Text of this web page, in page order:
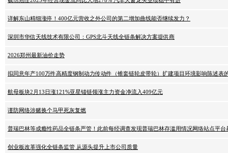
详解东山精细涨停！400亿元营收之外公司的第二增加曲线能否继续发力？
深圳市华信天线技术有限公司：GPS北斗天线全链条解决方案提供商
2026郑州最新油价走势
拟同意年产100万件高精度钢制动力传动件（锥套链轮皮带轮）扩建项目环境影响陈述表
航母板块2月13日涨121%亚星锚链领涨主力资金净流入409亿元
谨防网络涉赌换个马甲死灰复燃
普瑞巴林等成瘾性药品全链条严管！此前每经调查发现普瑞巴林存滥用情况网络站点平台
创业板改革强化全链条监管 从源头提升上市公司质量